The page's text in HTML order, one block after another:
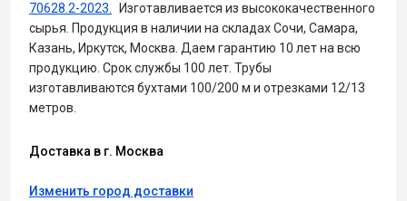
70628.2-2023.
Изготавливается из высококачественного
сырья. Продукция в наличии на складах Сочи, Самара,
Казань, Иркутск, Москва. Даем гарантию 10 лет на всю
продукцию. Срок службы 100 лет. Трубы
изготавливаются бухтами 100/200 м и отрезками 12/13
метров.
Доставка в г. Москва
Изменить город доставки